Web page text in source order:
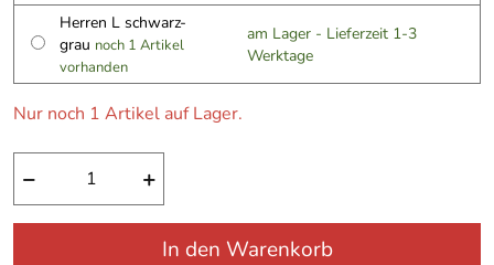
Herren L schwarz-
grau noch 1 Artikel
vorhanden
am Lager - Lieferzeit 1-3
Werktage
Nur noch 1 Artikel auf Lager.
− +
In den Warenkorb